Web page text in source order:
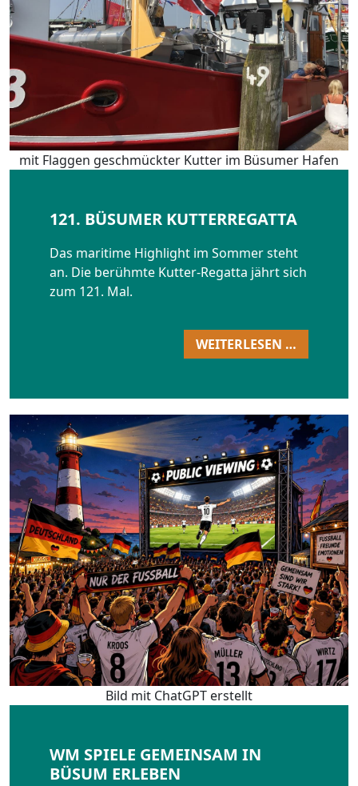
mit Flaggen geschmückter Kutter im Büsumer Hafen
121. BÜSUMER KUTTERREGATTA
Das maritime Highlight im Sommer steht
an. Die berühmte Kutter-Regatta jährt sich
zum 121. Mal.
WEITERLESEN …
Bild mit ChatGPT erstellt
WM SPIELE GEMEINSAM IN
BÜSUM ERLEBEN